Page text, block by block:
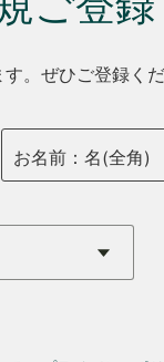
。ぜひご登録く
お名前：名(全角)